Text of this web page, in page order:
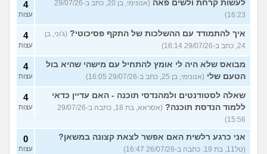
לעשות קרחת ולשים פאה
(אנונימי, בן 20, כתב ב-29/07/26
16:23)
4
עצות
איך להתמודד עם ההשלכות של התקף פסיכוטי? (ג'וני, בן
24, כתב ב-29/07/26 16:14)
4
עצות
מבואס שלא היה לי אומץ להתחיל עם מישהי שהיא בול
הטעם שלי (אנונימי, בן 25, כתב ב-29/07/26 16:05)
4
עצות
שאלה לסטודנטים ולמהנדסי תוכנה - האם עדיין כדאי
ללמוד הנדסת תוכנה?
(אסראא, בת 18, כתבה ב-29/07/26
15:56)
4
עצות
אני כרגע רלשית האם אפשר לצאת קצונה במשאן?
(טל11, בת 19, כתבה ב-26/07/26 16:47)
0
עצות